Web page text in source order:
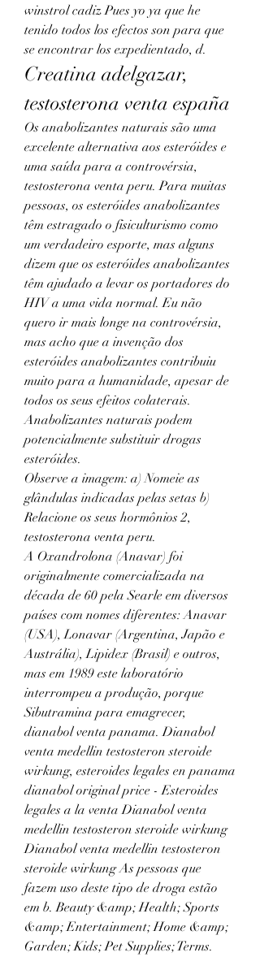
winstrol cadiz Pues yo ya que he
tenido todos los efectos son para que
se encontrar los expedientado, d.
Creatina adelgazar,
testosterona venta españa
Os anabolizantes naturais são uma
excelente alternativa aos esteróides e
uma saída para a controvérsia,
testosterona venta peru. Para muitas
pessoas, os esteróides anabolizantes
têm estragado o fisiculturismo como
um verdadeiro esporte, mas alguns
dizem que os esteróides anabolizantes
têm ajudado a levar os portadores do
HIV a uma vida normal. Eu não
quero ir mais longe na controvérsia,
mas acho que a invenção dos
esteróides anabolizantes contribuiu
muito para a humanidade, apesar de
todos os seus efeitos colaterais.
Anabolizantes naturais podem
potencialmente substituir drogas
esteróides.
Observe a imagem: a) Nomeie as
glândulas indicadas pelas setas b)
Relacione os seus hormônios 2,
testosterona venta peru.
A Oxandrolona (Anavar) foi
originalmente comercializada na
década de 60 pela Searle em diversos
países com nomes diferentes: Anavar
(USA), Lonavar (Argentina, Japão e
Austrália), Lipidex (Brasil) e outros,
mas em 1989 este laboratório
interrompeu a produção, porque
Sibutramina para emagrecer,
dianabol venta panama. Dianabol
venta medellin testosteron steroide
wirkung, esteroides legales en panama
dianabol original price - Esteroides
legales a la venta Dianabol venta
medellin testosteron steroide wirkung
Dianabol venta medellin testosteron
steroide wirkung As pessoas que
fazem uso deste tipo de droga estão
em b. Beauty &amp; Health; Sports
&amp; Entertainment; Home &amp;
Garden; Kids; Pet Supplies; Terms.